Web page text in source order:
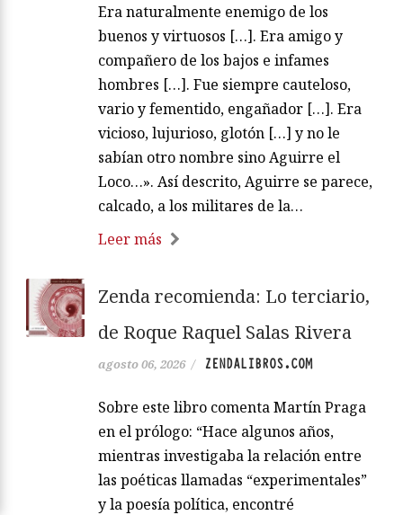
Era naturalmente enemigo de los
buenos y virtuosos […]. Era amigo y
compañero de los bajos e infames
hombres […]. Fue siempre cauteloso,
vario y fementido, engañador […]. Era
vicioso, lujurioso, glotón […] y no le
sabían otro nombre sino Aguirre el
Loco…». Así descrito, Aguirre se parece,
calcado, a los militares de la…
Leer más
Zenda recomienda: Lo terciario,
de Roque Raquel Salas Rivera
agosto 06, 2026 / ZENDALIBROS.COM
Sobre este libro comenta Martín Praga
en el prólogo: “Hace algunos años,
mientras investigaba la relación entre
las poéticas llamadas “experimentales”
y la poesía política, encontré